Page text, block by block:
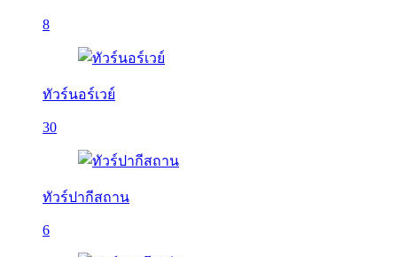
8
ทัวร์นอร์เวย์
30
ทัวร์ปากีสถาน
6